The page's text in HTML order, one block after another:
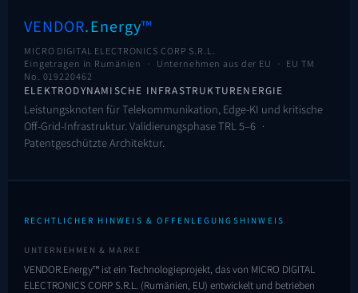
VENDOR.Energy™
MICRO DIGITAL ELECTRONICS CORP S.R.L.
Eingetragen in Rumänien · Unternehmen aus der EU · EU TM
No. 019220462
ELEKTRODYNAMISCHE INFRASTRUKTURENERGIE
Leistungsknoten für Telekommunikation, Edge-KI und kritische
Off-Grid-Infrastruktur. Validierungsphase TRL 5–6 ·
Patentgeschützte Architektur.
RECHTLICHER HINWEIS & OFFENLEGUNGSHINWEIS
UNTERNEHMEN & MARKE
VENDOR.Energy™ ist ein Technologieprojekt, das von MICRO DIGITAL
ELECTRONICS CORP S.R.L. (Rumänien, EU) entwickelt und betrieben